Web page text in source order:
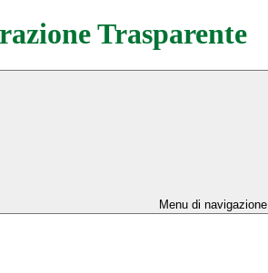
Trasparente
Menu di navigazione